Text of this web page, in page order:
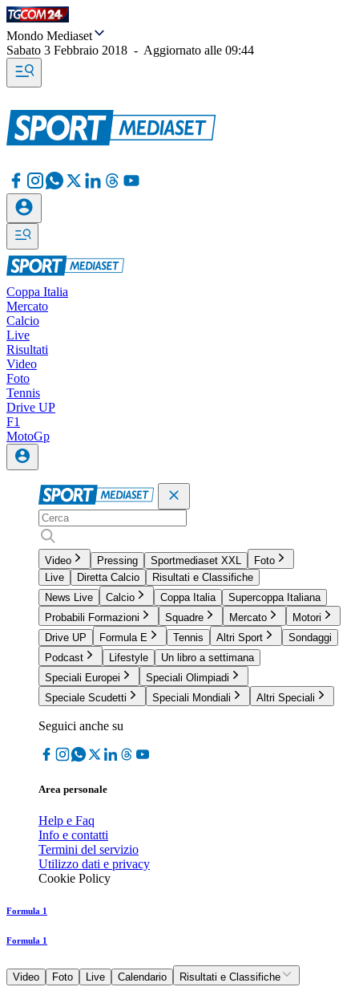
Mondo Mediaset
Sabato 3 Febbraio 2018 - Aggiornato alle 09:44
Coppa Italia
Mercato
Calcio
Live
Risultati
Video
Foto
Tennis
Drive UP
F1
MotoGp
Video Pressing Sportmediaset XXL
Foto
Live
Diretta Calcio
Risultati e Classifiche
News Live
Calcio Coppa Italia
Supercoppa Italiana
Probabili Formazioni
Squadre Mercato
Motori
Drive UP
Formula E Tennis Altri Sport
Sondaggi
Podcast
Lifestyle
Un libro a settimana
Speciali Europei
Speciali Olimpiadi
Speciale Scudetti
Speciali Mondiali Altri Speciali
Seguici anche su
Area personale
Help e Faq
Info e contatti
Termini del servizio
Utilizzo dati e privacy
Cookie Policy
Formula 1
Formula 1
Video Foto Live Calendario Risultati e Classifiche